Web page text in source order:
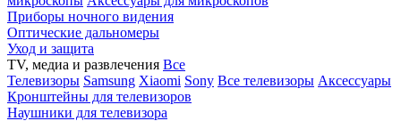
Приборы ночного видения
Оптические дальномеры
Уход и защита
TV, медиа и развлечения Все
Телевизоры Samsung Xiaomi Sony Все телевизоры Аксессуары
Кронштейны для телевизоров
Наушники для телевизора